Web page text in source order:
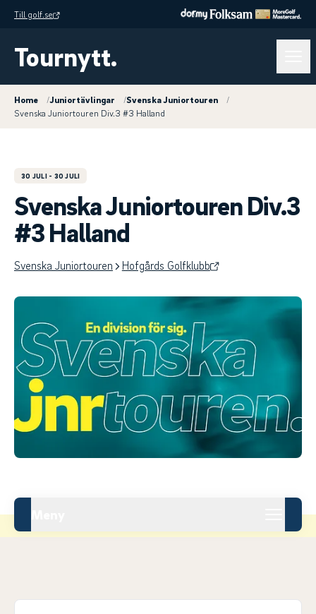
Till golf.se
Tournytt.
Home /Juniortävlingar /Svenska Juniortouren
/
Svenska Juniortouren Div.3 #3 Halland
30 JULI - 30 JULI
Svenska Juniortouren Div.3
#3 Halland
Svenska Juniortouren Hofgårds Golfklubb